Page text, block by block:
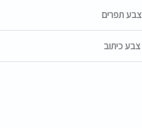
צבע תפרים
צבע כיתוב